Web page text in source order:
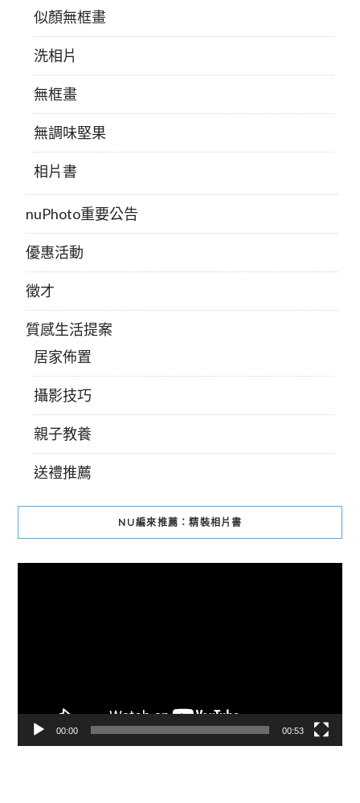
似顏無框畫
洗相片
無框畫
無調味堅果
相片書
nuPhoto重要公告
優惠活動
徵才
質感生活提案
居家佈置
攝影技巧
親子教養
送禮推薦
NU編來推薦：精裝相片書
00:00 00:53